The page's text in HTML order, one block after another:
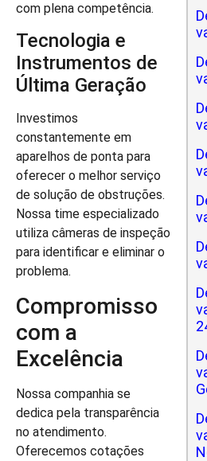
com plena competência.
Tecnologia e
Instrumentos de
Última Geração
Investimos
constantemente em
aparelhos de ponta para
oferecer o melhor serviço
de solução de obstruções.
Nossa time especializado
utiliza câmeras de inspeção
para identificar e eliminar o
problema.
Compromisso
com a
Excelência
Nossa companhia se
dedica pela transparência
no atendimento.
Oferecemos cotações